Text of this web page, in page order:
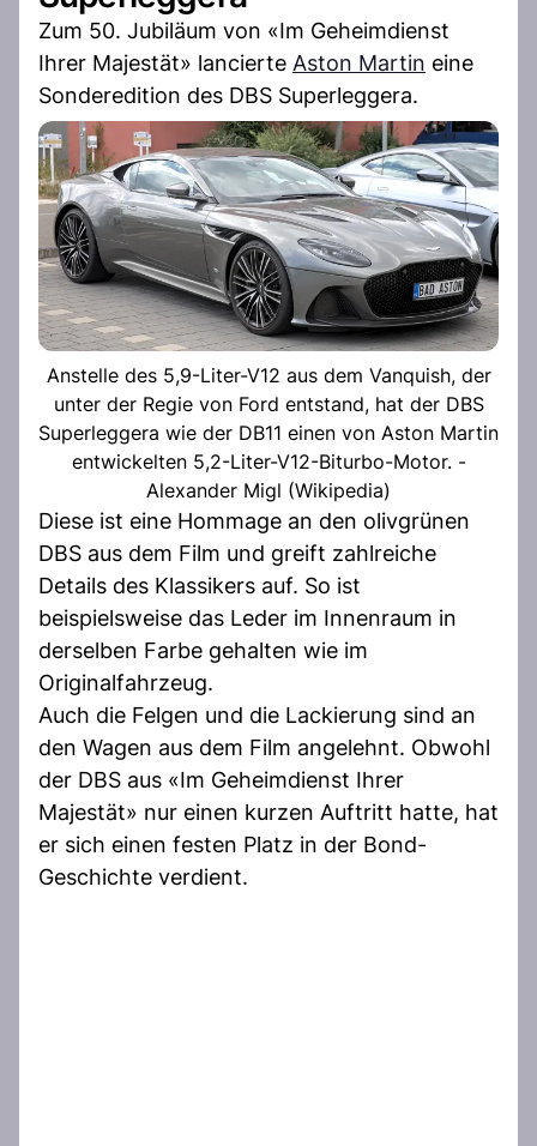
Zum 50. Jubiläum von «Im Geheimdienst
Ihrer Majestät» lancierte Aston Martin eine
Sonderedition des DBS Superleggera.
Anstelle des 5,9-Liter-V12 aus dem Vanquish, der
unter der Regie von Ford entstand, hat der DBS
Superleggera wie der DB11 einen von Aston Martin
entwickelten 5,2-Liter-V12-Biturbo-Motor. -
Alexander Migl (Wikipedia)
Diese ist eine Hommage an den olivgrünen
DBS aus dem Film und greift zahlreiche
Details des Klassikers auf. So ist
beispielsweise das Leder im Innenraum in
derselben Farbe gehalten wie im
Originalfahrzeug.
Auch die Felgen und die Lackierung sind an
den Wagen aus dem Film angelehnt. Obwohl
der DBS aus «Im Geheimdienst Ihrer
Majestät» nur einen kurzen Auftritt hatte, hat
er sich einen festen Platz in der Bond-
Geschichte verdient.